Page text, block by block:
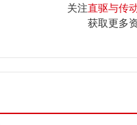
关注直驱与传
获取更多